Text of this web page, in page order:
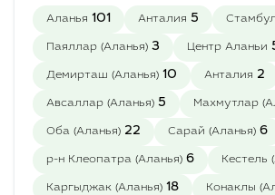
дублексы: 34 квартиры
4+1 пентхаусы: 2 квартиры
по 210 М2
Квартиры сдаются в
отделкой с
укомплектованными
Аланья 101 Анталия 5 Стамбул
Паяллар (Аланья) 3 Центр Аланьи
Демирташ (Аланья) 10 Анталия 2
Авсаллар (Аланья) 5 Махмутлар
Оба (Аланья) 22 Сарай (Аланья) 6
р-н Клеопатра (Аланья) 6 Кестель
Каргыджак (Аланья) 18 Конаклы